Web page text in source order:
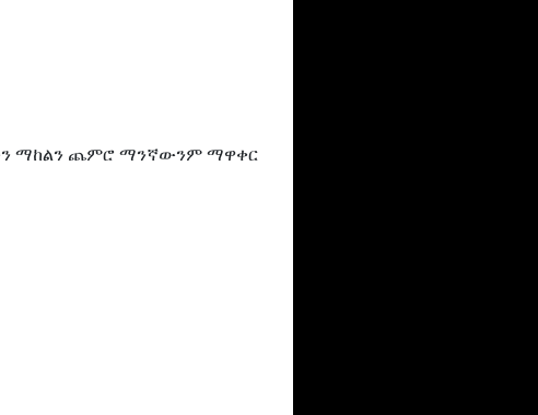
ማከልን ጨምሮ ማንኛውንም ማዋቀር